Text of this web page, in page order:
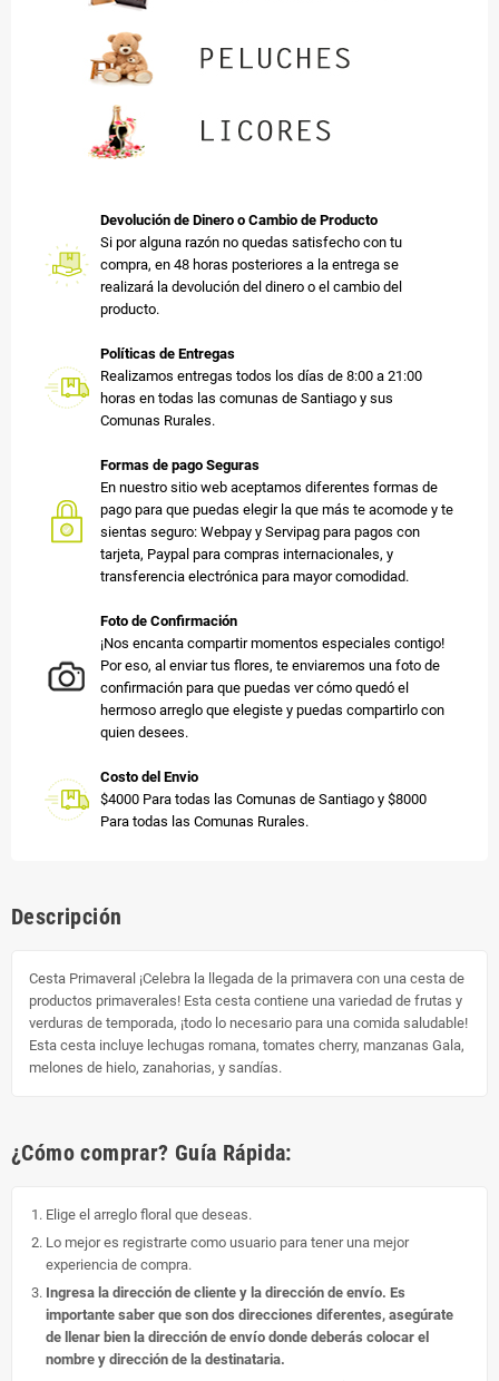
Devolución de Dinero o Cambio de Producto
Si por alguna razón no quedas satisfecho con tu
compra, en 48 horas posteriores a la entrega se
realizará la devolución del dinero o el cambio del
producto.
Políticas de Entregas
Realizamos entregas todos los días de 8:00 a 21:00
horas en todas las comunas de Santiago y sus
Comunas Rurales.
Formas de pago Seguras
En nuestro sitio web aceptamos diferentes formas de
pago para que puedas elegir la que más te acomode y te
sientas seguro: Webpay y Servipag para pagos con
tarjeta, Paypal para compras internacionales, y
transferencia electrónica para mayor comodidad.
Foto de Confirmación
¡Nos encanta compartir momentos especiales contigo!
Por eso, al enviar tus flores, te enviaremos una foto de
confirmación para que puedas ver cómo quedó el
hermoso arreglo que elegiste y puedas compartirlo con
quien desees.
Costo del Envio
$4000 Para todas las Comunas de Santiago y $8000
Para todas las Comunas Rurales.
Descripción
Cesta Primaveral ¡Celebra la llegada de la primavera con una cesta de
productos primaverales! Esta cesta contiene una variedad de frutas y
verduras de temporada, ¡todo lo necesario para una comida saludable!
Esta cesta incluye lechugas romana, tomates cherry, manzanas Gala,
melones de hielo, zanahorias, y sandías.
¿Cómo comprar? Guía Rápida:
Elige el arreglo floral que deseas.
Lo mejor es registrarte como usuario para tener una mejor
experiencia de compra.
Ingresa la dirección de cliente y la dirección de envío. Es
importante saber que son dos direcciones diferentes, asegúrate
de llenar bien la dirección de envío donde deberás colocar el
nombre y dirección de la destinataria.